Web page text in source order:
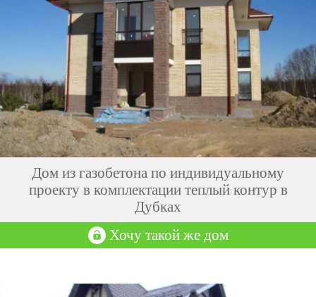
Дом из газобетона по индивидуальному
проекту в комплектации теплый контур в
Дубках
Хочу такой же дом